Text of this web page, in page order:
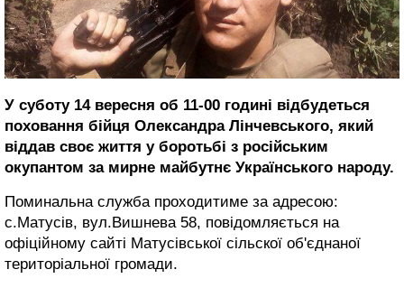
У суботу 14 вересня об 11-00 годині відбудеться
поховання бійця Олександра Лінчевського, який
віддав своє життя у боротьбі з російським
окупантом за мирне майбутнє Українського народу.
Поминальна служба проходитиме за адресою:
с.Матусів, вул.Вишнева 58, повідомляється на
офіційному сайті Матусівської сільскої об'єднаної
територіальної громади.